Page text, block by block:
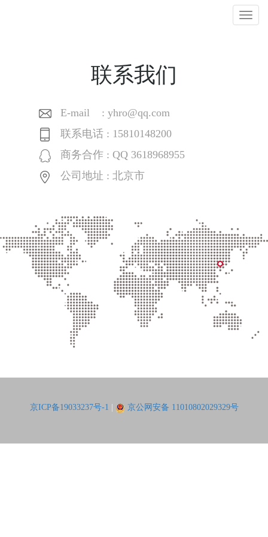
联系我们
E-mail : yhro@qq.com
联系电话 : 15810148200
商务合作 : QQ 3618968955
公司地址 : 北京市
京ICP备19033237号-1 京公网安备 11010802029329号